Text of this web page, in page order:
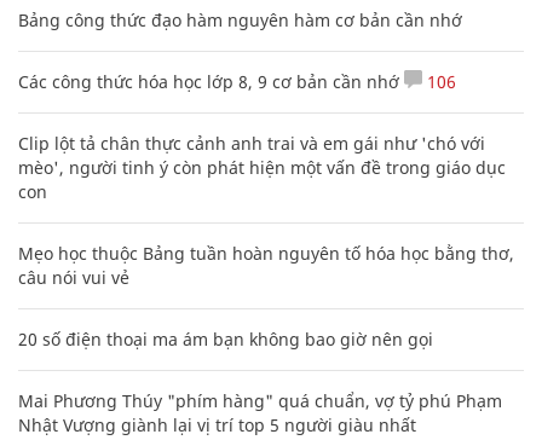
Bảng công thức đạo hàm nguyên hàm cơ bản cần nhớ
Các công thức hóa học lớp 8, 9 cơ bản cần nhớ 106
Clip lột tả chân thực cảnh anh trai và em gái như 'chó với
mèo', người tinh ý còn phát hiện một vấn đề trong giáo dục
con
Mẹo học thuộc Bảng tuần hoàn nguyên tố hóa học bằng thơ,
câu nói vui vẻ
20 số điện thoại ma ám bạn không bao giờ nên gọi
Mai Phương Thúy "phím hàng" quá chuẩn, vợ tỷ phú Phạm
Nhật Vượng giành lại vị trí top 5 người giàu nhất